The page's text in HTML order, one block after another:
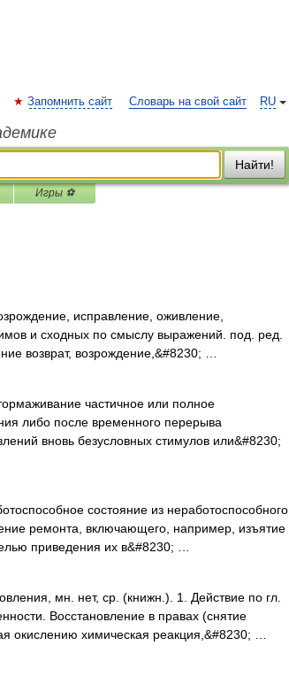
RU
Запомнить сайт Словарь на свой сайт
Найти!
Игры ⚽
исправление, оживление,
и сходных по смыслу выражений. под. ред.
возврат, возрождение,&#8230; …
частичное или полное
либо после временного перерыва
вновь безусловных стимулов или&#8230;
состояние из неработоспособного
ремонта, включающего, например, изъятие
приведения их в&#8230; …
мн. нет, ср. (книжн.). 1. Действие по гл.
Восстановление в правах (снятие
окислению химическая реакция,&#8230; …